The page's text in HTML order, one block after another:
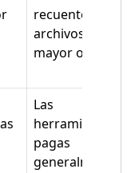
recuento de
archivos
mayor o nulo.
Las
herramientas
pagas
generalmente